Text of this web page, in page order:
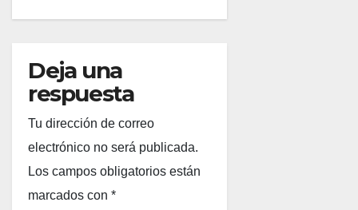
Deja una
respuesta
Tu dirección de correo
electrónico no será publicada.
Los campos obligatorios están
marcados con *